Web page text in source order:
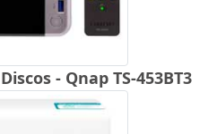
- Qnap TS-453BT3